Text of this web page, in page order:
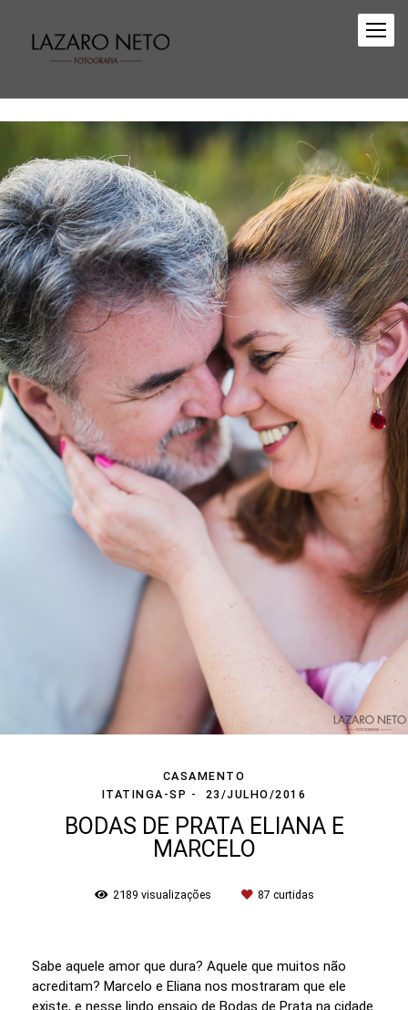
CASAMENTO
ITATINGA-SP
23/JULHO/2016
BODAS DE PRATA ELIANA E
MARCELO
2189 visualizações 87 curtidas
Sabe aquele amor que dura? Aquele que muitos não
acreditam? Marcelo e Eliana nos mostraram que ele
existe, e nesse lindo ensaio de Bodas de Prata na cidade